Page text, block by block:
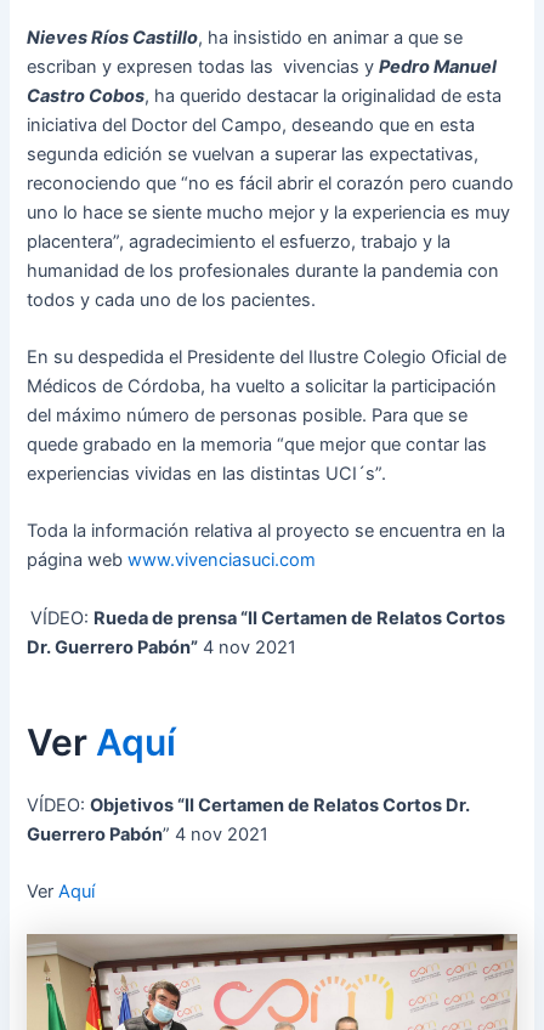
Nieves Ríos Castillo, ha insistido en animar a que se
escriban y expresen todas las vivencias yPedro Manuel
Castro Cobos, ha querido destacar la originalidad de esta
iniciativa del Doctor del Campo, deseando que en esta
segunda edición se vuelvan a superar las expectativas,
reconociendo que “no es fácil abrir el corazón pero cuando
uno lo hace se siente mucho mejor y la experiencia es muy
placentera”, agradecimiento el esfuerzo, trabajo y la
humanidad de los profesionales durante la pandemia con
todos y cada uno de los pacientes.
En su despedida el Presidente del Ilustre Colegio Oficial de
Médicos de Córdoba, ha vuelto a solicitar la participación
del máximo número de personas posible. Para que se
quede grabado en la memoria “que mejor que contar las
experiencias vividas en las distintas UCI´s”.
Toda la información relativa al proyecto se encuentra en la
página webwww.vivenciasuci.com
VÍDEO: Rueda de prensa “II Certamen de Relatos Cortos
Dr. Guerrero Pabón” 4 nov 2021
Ver Aquí
VÍDEO:Objetivos “II Certamen de Relatos Cortos Dr.
Guerrero Pabón” 4 nov 2021
VerAquí